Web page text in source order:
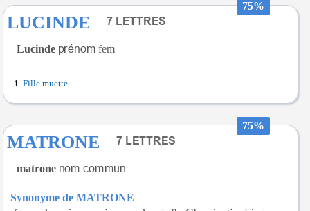
75%
LUCINDE
Lucinde fem
Fille muette
75%
MATRONE
matrone
Synonyme de MATRONE